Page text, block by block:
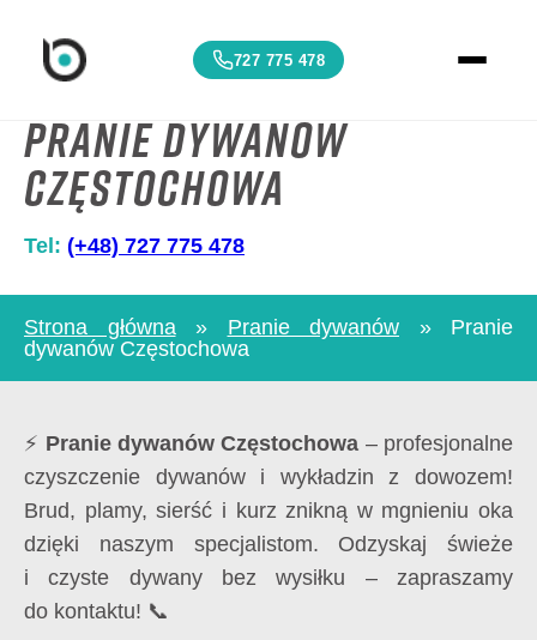
727 775 478
Pranie dywanów
Częstochowa
Tel: (+48) 727 775 478
Strona główna» Pranie dywanów » Pranie
dywanów Częstochowa
⚡ Pranie dywanów Częstochowa – profesjonalne
czyszczenie dywanów i wykładzin z dowozem!
Brud, plamy, sierść i kurz znikną w mgnieniu oka
dzięki naszym specjalistom. Odzyskaj świeże
i czyste dywany bez wysiłku – zapraszamy
do kontaktu! 📞